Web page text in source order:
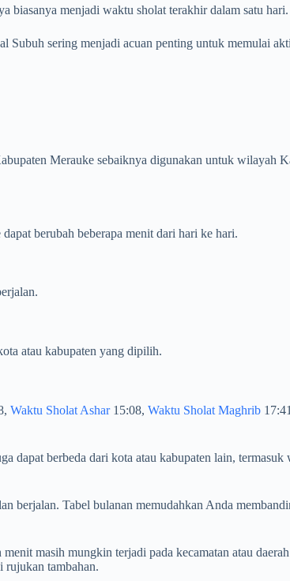
biasanya menjadi waktu sholat terakhir dalam satu hari.
Subuh sering menjadi acuan penting untuk memulai
Merauke sebaiknya digunakan untuk wilayah
berubah beberapa menit dari hari ke hari.
atau kabupaten yang dipilih.
Waktu Sholat Ashar15:08, Waktu Sholat Maghrib
dapat berbeda dari kota atau kabupaten lain, termasuk
berjalan. Tabel bulanan memudahkan Anda
masih mungkin terjadi pada kecamatan atau
rujukan tambahan.